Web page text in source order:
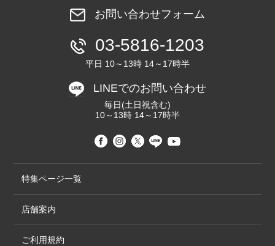
お問い合わせフォーム
03-5816-1203
平日 10～13時 14～17時半
LINEでのお問い合わせ
毎日(土日祝含む)
10～13時 14～17時半
特集ページ一覧
店舗案内
ご利用規約